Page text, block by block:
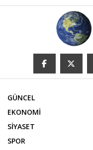
GÜNCEL
EKONOMİ
SİYASET
SPOR